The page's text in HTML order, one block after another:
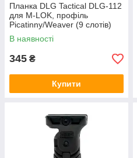
Планка DLG Tactical DLG-112
для M-LOK, профіль
Picatinny/Weaver (9 слотів)
олива
В наявності
345 ₴
Купити